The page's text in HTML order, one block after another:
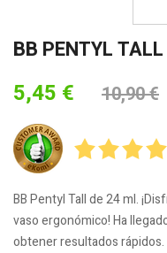
BB PENTYL
5,45 € 10,90 €
BB Pentyl Tall de 24 ml.
vaso ergonómico! Ha
obtener resultados